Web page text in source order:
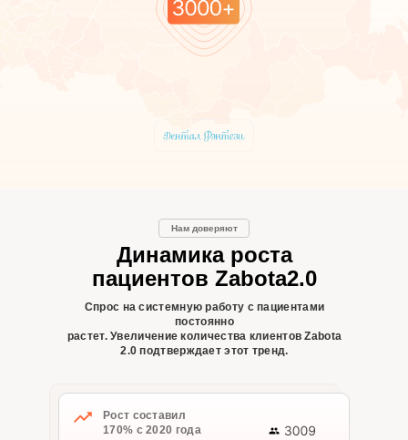
Динамика роста
пациентов Zabota2.0
Нам доверяют
Спрос на системную работу с пациентами
постоянно
растет. Увеличение количества клиентов Zabota
2.0 подтверждает этот тренд.
Рост составил
170% с 2020 года